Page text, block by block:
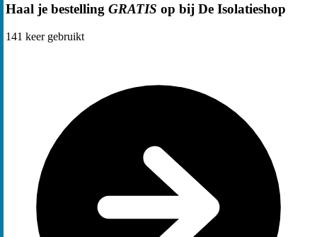
Haal je bestelling GRATIS op bij De Isolatieshop
141 keer gebruikt